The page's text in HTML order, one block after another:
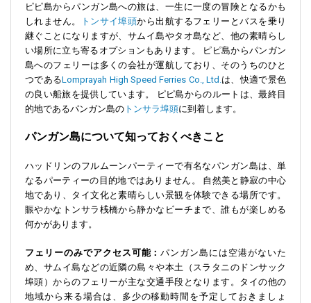
ピピ島からパンガン島への旅は、一生に一度の冒険となるかも
しれません。
トンサイ埠頭から出航するフェリーとバスを乗り
継ぐことになりますが、サムイ島やタオ島など、他の素晴らし
い場所に立ち寄るオプションもあります。 ピピ島からパンガン
島へのフェリーは多くの会社が運航しており、そのうちのひと
つであるLomprayah High Speed Ferries Co., Ltd. は、快適で景色
の良い船旅を提供しています。 ピピ島からのルートは、最終目
的地であるパンガン島の トンサラ埠頭に到着します。
パンガン島について知っておくべきこと
ハッドリンのフルムーンパーティーで有名なパンガン島は、単
なるパーティーの目的地ではありません。 自然美と静寂の中心
地であり、タイ文化と素晴らしい景観を体験できる場所です。
賑やかなトンサラ桟橋から静かなビーチまで、誰もが楽しめる
何かがあります。
フェリーのみでアクセス可能：パンガン島には空港がないた
め、サムイ島などの近隣の島々や本土（スラタニのドンサック
埠頭）からのフェリーが主な交通手段となります。タイの他の
地域から来る場合は、多少の移動時間を予定しておきましょ